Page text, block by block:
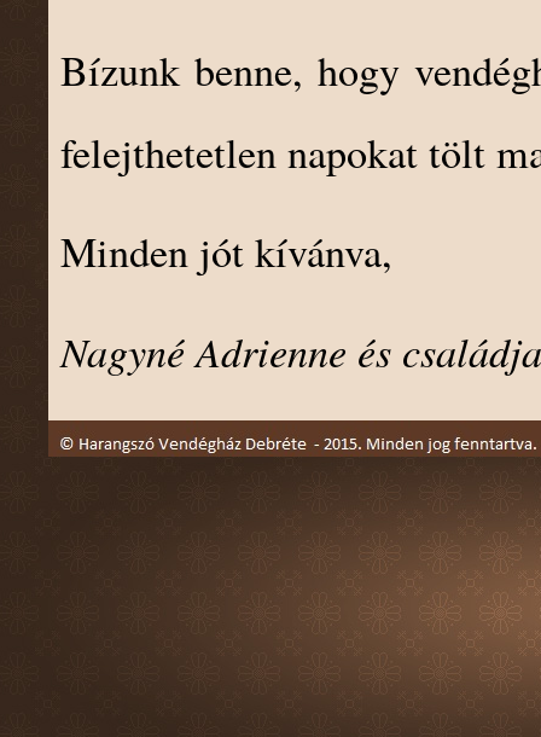
Bízunk benne, hogy
felejthetetlen napokat tölt
Minden jót kívánva,
Nagyné Adrienne és családja